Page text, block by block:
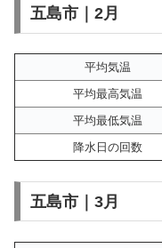
五島市｜2月
平均気温
平均最高気温
平均最低気温
降水日の回数
五島市｜3月